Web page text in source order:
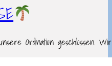
unsere Ordination